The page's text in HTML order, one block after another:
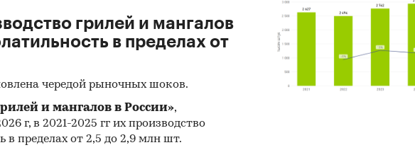
грилей и мангалов
в пределах от
чередой рыночных шоков.
и мангалов в России»,
г, в 2021-2025 гг их производство
в пределах от 2,5 до 2,9 млн шт.